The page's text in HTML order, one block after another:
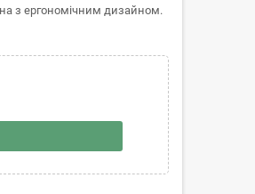
з ергономічним дизайном.